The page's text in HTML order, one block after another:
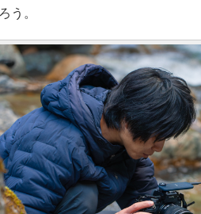
う。